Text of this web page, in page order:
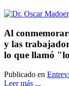
Al
y las
lo que llamó
Publicado en
Leer más ...